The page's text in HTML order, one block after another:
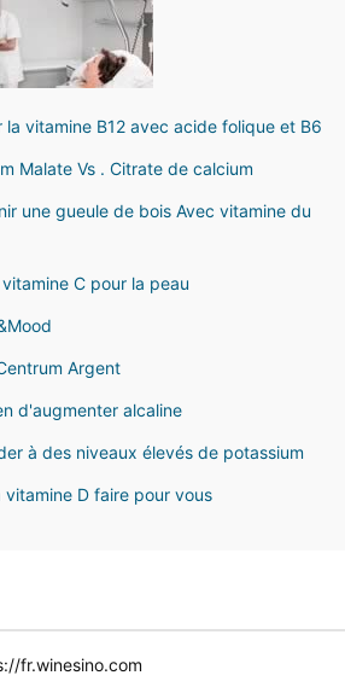
la vitamine B12 avec acide folique et B6
Malate Vs . Citrate de calcium
une gueule de bois Avec vitamine du
C pour la peau
Argent
d'augmenter alcaline
à des niveaux élevés de potassium
D faire pour vous
fr.winesino.com